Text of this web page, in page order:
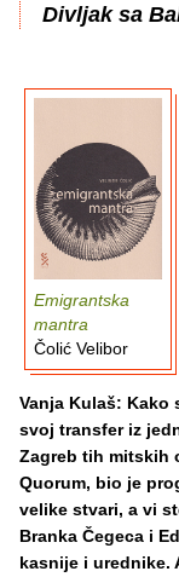
Divljak sa
Emigrantska
mantra
Čolić Velibor
Vanja Kulaš: Kako
svoj transfer iz
Zagreb tih mitskih
Quorum, bio je
velike stvari, a vi
Branka Čegeca i
kasnije i urednike.